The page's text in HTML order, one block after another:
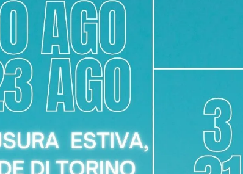
dello Specchio Crown?
per il suo design unico, perfetto per arricchire
a visitare il nostro showroom.
e il montaggio dello Specchio Crown a Chieri?
dello Specchio Crown è gestito da personale
anche di una pulizia sommaria dell'area di lavoro.
Crown o scegliere finiture diverse?
una vasta gamma di campioni di materiali e
Crown.